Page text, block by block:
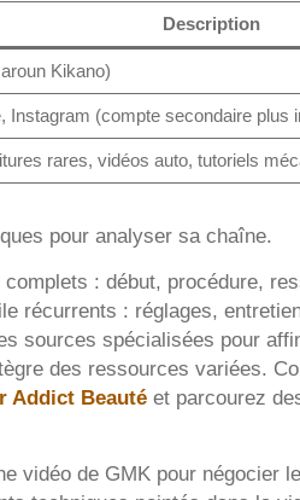
Description
Kikano)
Instagram (compte secondaire plus
rares, vidéos auto, tutoriels
pour analyser sa chaîne.
: début, procédure,
récurrents : réglages,
sources spécialisées pour
des ressources variées.
Addict Beauté et parcourez
vidéo de GMK pour négocier